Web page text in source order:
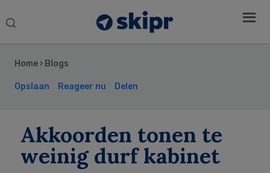
Search
Home › Blogs
Opslaan Reageer nu Delen
Akkoorden tonen te
weinig durf kabinet
Sidebar